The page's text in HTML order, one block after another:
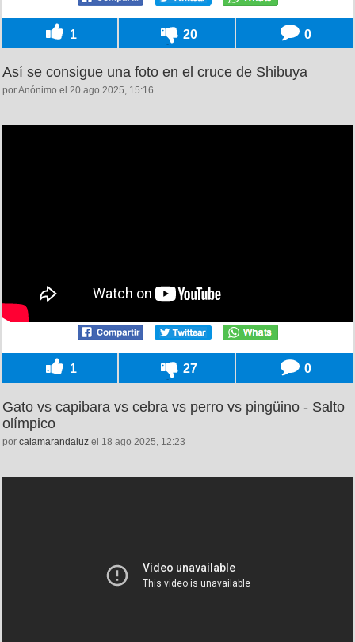
1 20 0
Así se consigue una foto en el cruce de Shibuya
por Anónimo el 20 ago 2025, 15:16
1 27 0
Gato vs capibara vs cebra vs perro vs pingüino - Salto
olímpico
por calamarandaluz el 18 ago 2025, 12:23